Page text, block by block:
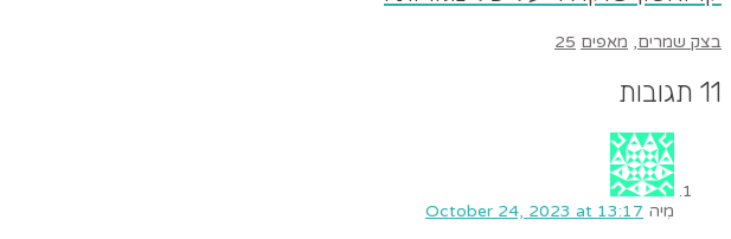
בצק שמרים, מאפים 25
11 תגובות
מִיה October 24, 2023 at 13:17